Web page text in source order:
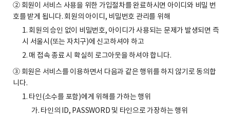
② 회원이 서비스 사용을 위한 가입절차를 완료하시면 아이디와 비밀 번
호를 받게 됩니다. 회원의 아이디, 비밀번호 관리를 위해
1. 회원의 승인 없이 비밀번호, 아이디가 사용되는 문제가 발생되면 즉
시 서울시(또는 자치구)에 신고하셔야 하고
2. 매 접속 종료 시 확실히 로그아웃을 하셔야 합니다.
③ 회원은 서비스를 이용하면서 다음과 같은 행위를 하지 않기로 동의합
니다.
1. 타인(소수를 포함)에게 위해를 가하는 행위
가. 타인의 ID, PASSWORD 및 타인으로 가장하는 행위